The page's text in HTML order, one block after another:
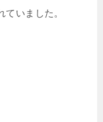
いました。